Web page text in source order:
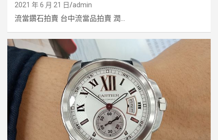
2021 年 6 月 21 日 admin
流當鑽石拍賣 台中流當品拍賣 潤...